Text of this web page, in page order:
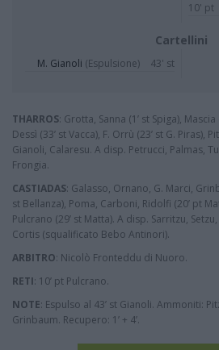
10' pt
Cartellini
M. Gianoli (Espulsione) 43' st
THARROS: Grotta, Sanna (1’ st Spiga),
Dessì (33’ st Vacca), F. Orrù (23’ st G. Piras),
Gianoli, Calaresu. A disp. Petrucci, Palmas,
Frongia.
CASTIADAS: Galasso, Ornano, G. Marci,
st Bellanza), Poma, Carboni, Ridolfi (20’ pt
Pulcrano (29’ st Matta). A disp. Sarritzu,
Cortis (squalificato Bebo Antinori).
ARBITRO: Nicolò Fronteddu di Nuoro.
RETI: 10’ pt Pulcrano.
NOTE: Espulso al 43’ st Gianoli. Ammoniti:
Grinbaum. Recupero: 1’ + 4’.